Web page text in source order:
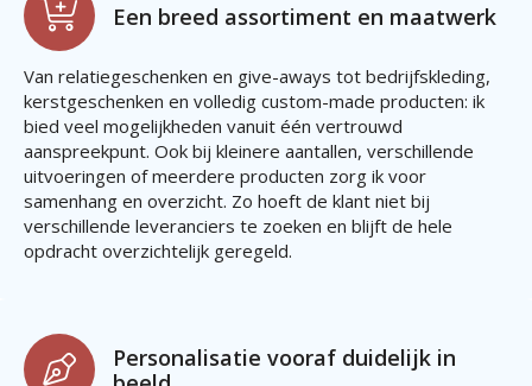
Een breed assortiment en maatwerk
Van relatiegeschenken en give-aways tot bedrijfskleding,
kerstgeschenken en volledig custom-made producten: ik
bied veel mogelijkheden vanuit één vertrouwd
aanspreekpunt. Ook bij kleinere aantallen, verschillende
uitvoeringen of meerdere producten zorg ik voor
samenhang en overzicht. Zo hoeft de klant niet bij
verschillende leveranciers te zoeken en blijft de hele
opdracht overzichtelijk geregeld.
Personalisatie vooraf duidelijk in